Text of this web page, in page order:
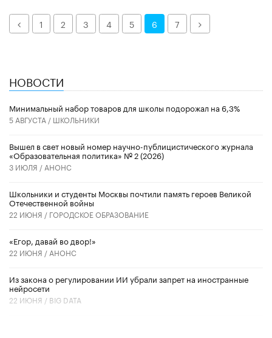
Назад1 2 3 4 5 6 7 Далее
НОВОСТИ
Минимальный набор товаров для школы подорожал на 6,3%
5 АВГУСТА / ШКОЛЬНИКИ
Вышел в свет новый номер научно-публицистического журнала
«Образовательная политика» № 2 (2026)
3 ИЮЛЯ / АНОНС
Школьники и студенты Москвы почтили память героев Великой
Отечественной войны
22 ИЮНЯ / ГОРОДСКОЕ ОБРАЗОВАНИЕ
«Егор, давай во двор!»
22 ИЮНЯ / АНОНС
Из закона о регулировании ИИ убрали запрет на иностранные
нейросети
22 ИЮНЯ / BIG DATA